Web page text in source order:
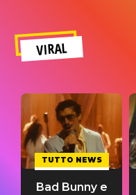
VIRAL
TUTTO NEWS
Bad Bunny e